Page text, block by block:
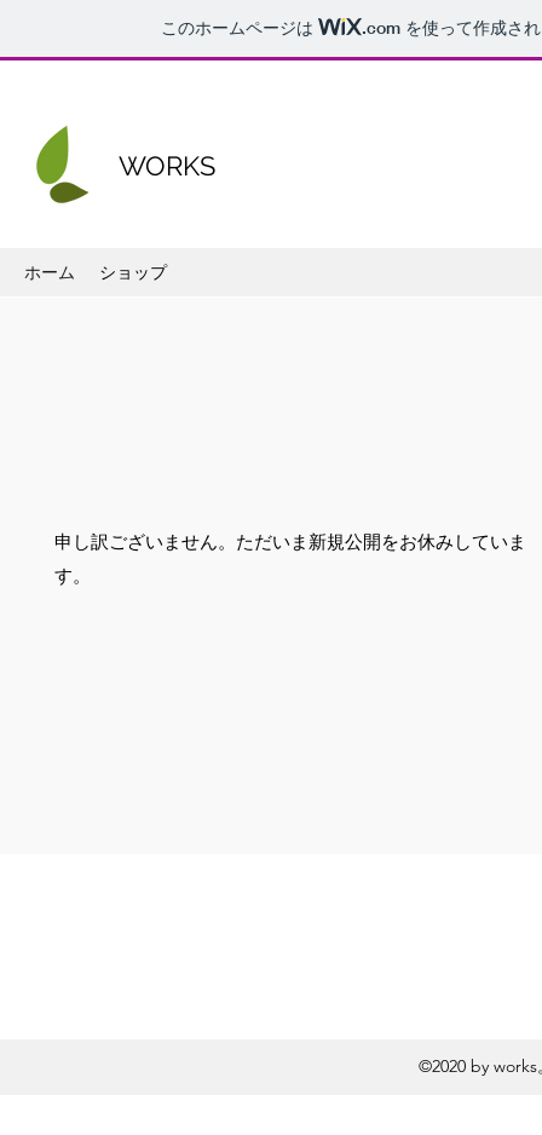
このホームページは .com を使って作成さ
WORKS
ホーム ショップ
申し訳ございません。ただいま新規公開をお休みしていま
す。
©2020 by